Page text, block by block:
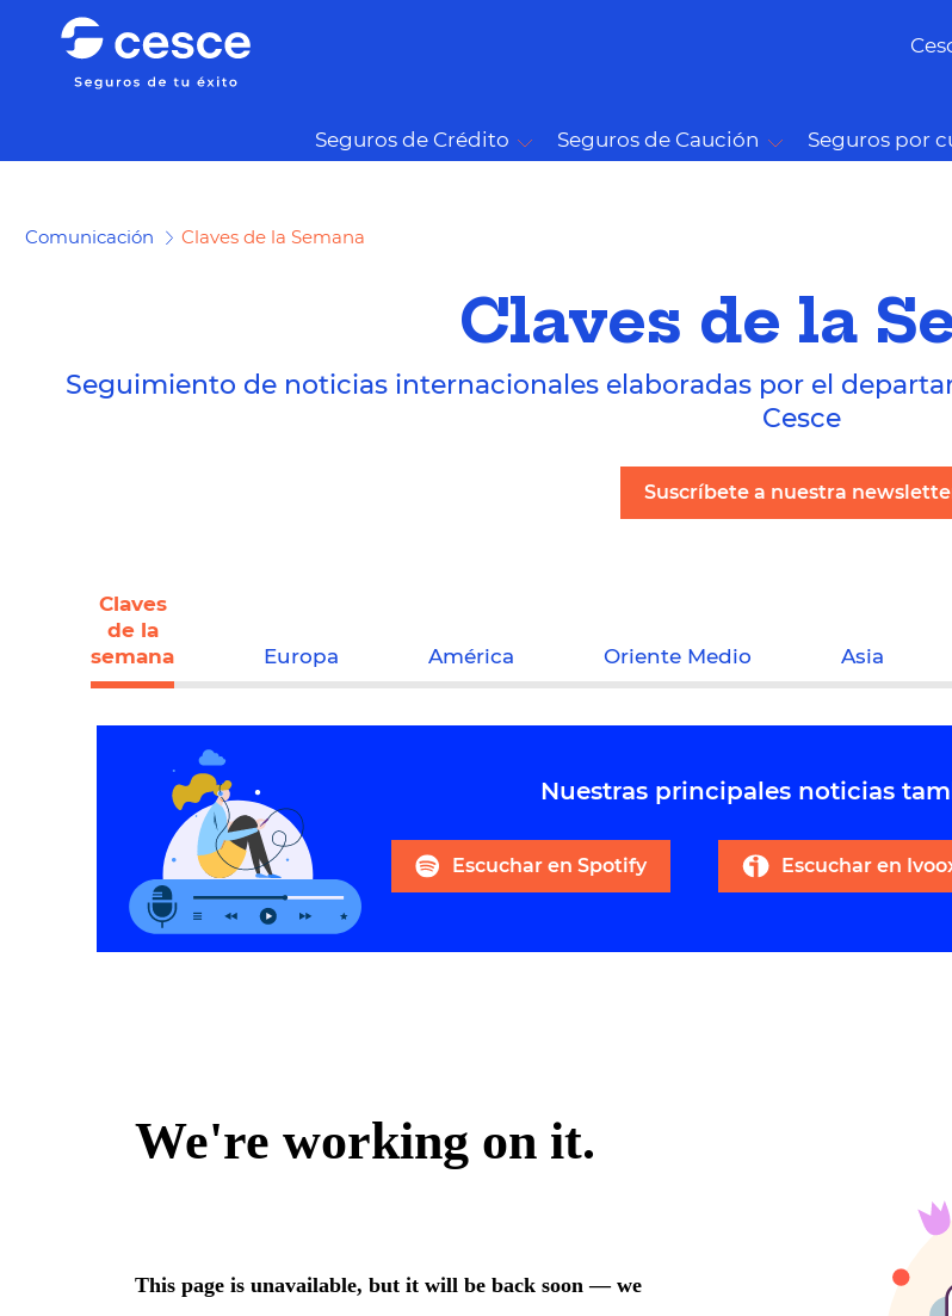
Seguros de Crédito Seguros de Caución Seguros por
Comunicación Claves de la Semana
Claves de la
Seguimiento de noticias internacionales elaboradas por el
Cesce
Suscríbete a nuestra
Claves
de la
semana
Europa América Oriente Medio Asia
Nuestras principales noticias
Escuchar en Spotify Escuchar en